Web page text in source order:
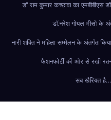
डॉ राम कुमार कच्छावा का एमबीबीएस
डॉ.नरेश गोयल मीसो के
नारी शक्ति ने महिला सम्मेलन के अंतर्गत
फैशनफोर्टी की ओर से रखी
सब खैरियत